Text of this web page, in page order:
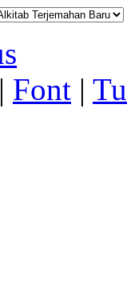
| Font |